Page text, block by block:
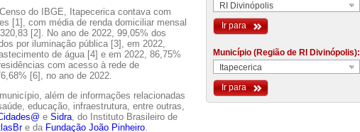
do IBGE, Itapecerica contava com
[1], com média de renda domiciliar mensal
[2]. No ano de 2022, 99,05% dos
por iluminação pública [3], em 2022,
de água [4] e em 2022, 86,75%
com acesso à rede de
[6], no ano de 2022.
além de informações relacionadas
educação, infraestrutura, entre outras,
e Sidra, do Instituto Brasileiro de
e da Fundação João Pinheiro.
RI Divinópolis
Ir para
Município (Região de RI Divinópolis):
Itapecerica
Ir para